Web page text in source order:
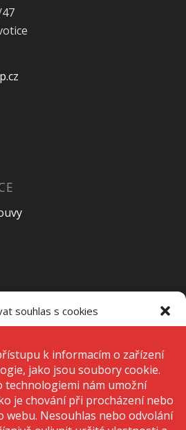
souhlas s cookies
cookie. Děláme to, abychom zlepšili
personalizované reklamy. Souhlas s
zpracovávat údaje, jako je chování
ID na tomto webu. Nesouhlas nebo
ovlivnit určité vlastnosti a funkce.
– 15:00